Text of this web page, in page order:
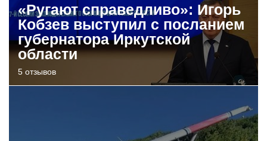
«Ругают справедливо»: Игорь
Кобзев выступил с посланием
губернатора Иркутской
области
5 отзывов